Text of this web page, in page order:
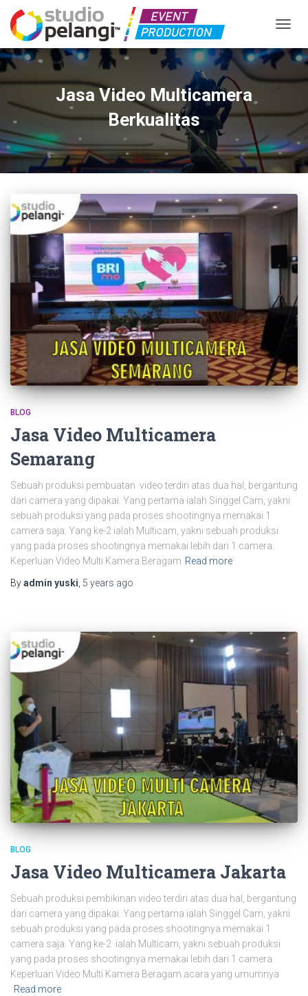
Jasa Video Multicamera
Berkualitas
BLOG
Jasa Video Multicamera
Semarang
Sebuah produksi pembuatan video terdiri atas dua hal, bergantung
dari camera yang dipakai. Yang pertama ialah Singgel Cam, yakni
sebuah produksi yang pada proses shootingnya memakai 1
camera saja. Yang ke-2 ialah Multicam, yakni sebuah produksi
yang pada proses shootingnya memakai lebih dari 1 camera.
Keperluan Video Multi Kamera Beragam Read more
Byadmin yuski 5 years ago
BLOG
Jasa Video Multicamera Jakarta
Sebuah produksi pembikinan video terdiri atas dua hal, bergantung
dari camera yang dipakai. Yang pertama ialah Singgel Cam, yakni
sebuah produksi yang pada proses shootingnya memakai 1
camera saja. Yang ke-2 ialah Multicam, yakni sebuah produksi
yang pada proses shootingnya memakai lebih dari 1 camera.
Keperluan Video Multi Kamera Beragam acara yang umumnya
Read more